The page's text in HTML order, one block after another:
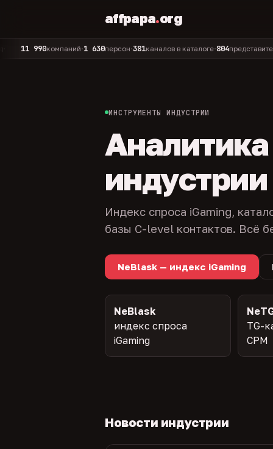
affpapa.org
компаний•1 630персон•381каналов в каталоге•804представителей•
ИНСТРУМЕНТЫ ИНДУСТРИИ
индустрии
Индекс спроса iGaming,
базы C-level контактов. Всё
NeBlask — индекс iGaming
NeBlask
индекс спроса
iGaming
TG-
CPM
Новости индустрии